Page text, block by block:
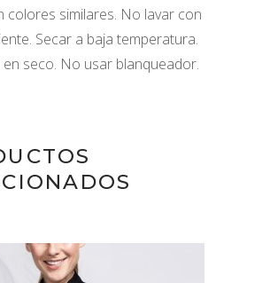
colores similares. No lavar con
Secar a baja temperatura.
en seco. No usar blanqueador.